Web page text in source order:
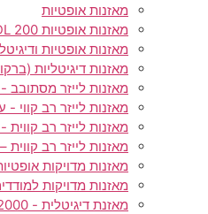
מאזנות אופטיות
מאזנות אופטיות SOUTH DL 200
מאזנות אופטיות
מאזנות דיגיטליות
מאזנות לייזר מסתובב
מאזנות לייזר רב קווי -
מאזנות לייזר רב
מאזנות לייזר רב קווית
מאזנות מדויקות
מאזנות מדויקות
מאזנת דיגיטלית - SOUTH DL 2000